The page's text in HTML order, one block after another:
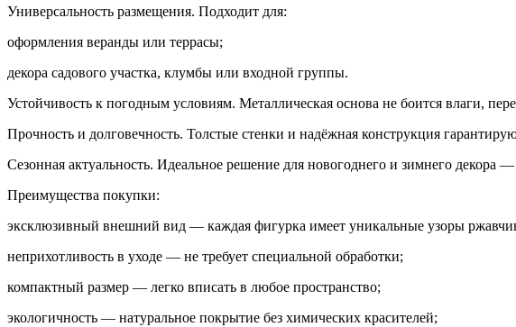
Универсальность размещения. Подходит для:
оформления веранды или террасы;
декора садового участка, клумбы или входной группы.
Устойчивость к погодным условиям. Металлическая основа не боится влаги,
Прочность и долговечность. Толстые стенки и надёжная конструкция
Сезонная актуальность. Идеальное решение для новогоднего и зимнего декора
Преимущества покупки:
эксклюзивный внешний вид — каждая фигурка имеет уникальные узоры
неприхотливость в уходе — не требует специальной обработки;
компактный размер — легко вписать в любое пространство;
экологичность — натуральное покрытие без химических красителей;